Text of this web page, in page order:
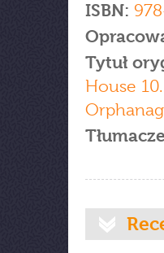
ISBN:
Tytuł
House